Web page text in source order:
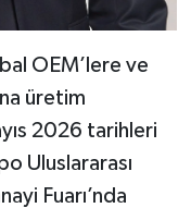
OEM’lere ve
üretim
2026 tarihleri
Uluslararası
Fuarı’nda